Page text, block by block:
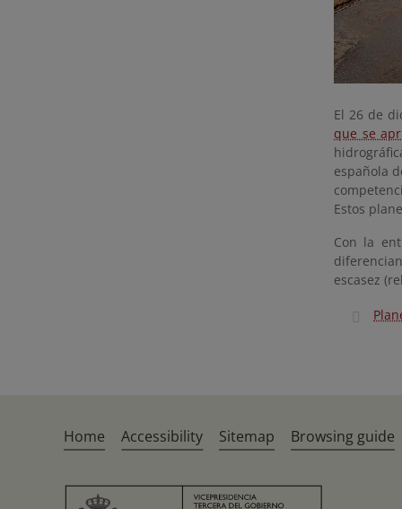
El 26 de
que se
española
Estos
Con la
escasez
Home Accessibility Sitemap Browsing guide